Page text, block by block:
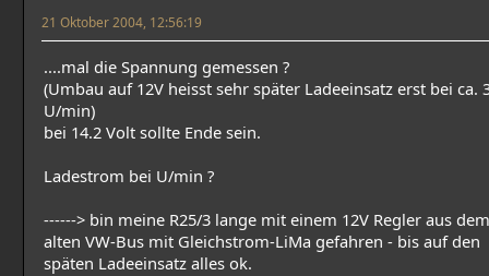
21 Oktober 2004, 12:56:19
....mal die Spannung gemessen ?
(Umbau auf 12V heisst sehr später Ladeeinsatz erst bei ca.
U/min)
bei 14.2 Volt sollte Ende sein.
Ladestrom bei U/min ?
------> bin meine R25/3 lange mit einem 12V Regler aus dem
alten VW-Bus mit Gleichstrom-LiMa gefahren - bis auf den
späten Ladeeinsatz alles ok.